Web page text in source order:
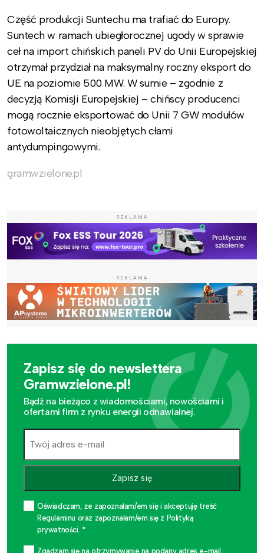
Część produkcji Suntechu ma trafiać do Europy.
Suntech w ramach ubiegłorocznej ugody w sprawie
ceł na import chińskich paneli PV do Unii Europejskiej
otrzymał przydział na maksymalny roczny eksport do
UE na poziomie 500 MW. W sumie – zgodnie z
decyzją Komisji Europejskiej – chińscy producenci
mogą rocznie eksportować do Unii 7 GW modułów
fotowoltaicznych nieobjętych cłami
antydumpingowymi.
gramwzielone.pl
REKLAMA
REKLAMA
Zapisz się do newslettera
Gramwzielone.pl!
Bądź na bieżąco z wiadomościami, nowościami i
ofertami firm z rynku energii odnawialnej.
Zapisz się
Oświadczam, że zapoznałam/em się i akceptuję treść
Regulaminu oraz zapoznałam/em się z Polityką
prywatności. *
Zgadzam się na otrzymywanie na podany adres e-mail